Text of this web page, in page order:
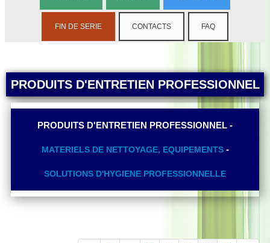
FIN DE SERIE CONTACTS FAQ
PRODUITS D'ENTRETIEN PROFESSIONNEL
PRODUITS D'ENTRETIEN PROFESSIONNEL -
MATERIELS DE NETTOYAGE, EQUIPEMENTS-
SOLUTIONS D'HYGIENE PROFESSIONNELLE